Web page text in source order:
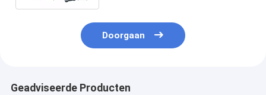
Doorgaan
Geadviseerde Producten